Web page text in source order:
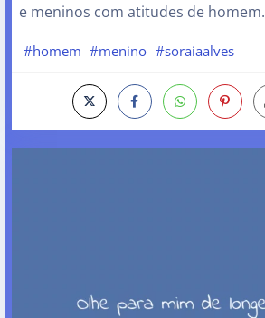
e meninos com atitudes de homem.
#homem #menino #soraiaalves